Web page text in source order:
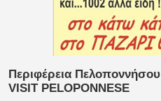
Περιφέρεια Πελοποννήσου
VISIT PELOPONNESE